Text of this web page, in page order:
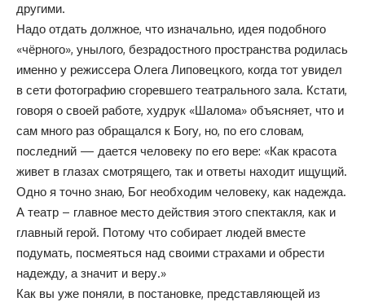
другими.
Надо отдать должное, что изначально, идея подобного
«чёрного», унылого, безрадостного пространства родилась
именно у режиссера Олега Липовецкого, когда тот увидел
в сети фотографию сгоревшего театрального зала. Кстати,
говоря о своей работе, худрук «Шалома» объясняет, что и
сам много раз обращался к Богу, но, по его словам,
последний — дается человеку по его вере: «Как красота
живет в глазах смотрящего, так и ответы находит ищущий.
Одно я точно знаю, Бог необходим человеку, как надежда.
А театр – главное место действия этого спектакля, как и
главный герой. Потому что собирает людей вместе
подумать, посмеяться над своими страхами и обрести
надежду, а значит и веру.»
Как вы уже поняли, в постановке, представляющей из